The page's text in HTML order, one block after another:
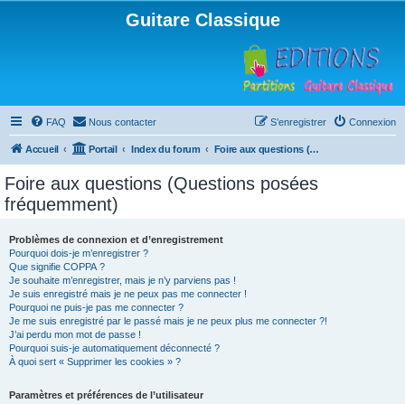
Guitare Classique
FAQ Nous contacter Connexion
S’enregistrer
Accueil Portail Index du forum Foire aux questions (Questions posées fréquemment)
Foire aux questions (Questions posées
fréquemment)
Problèmes de connexion et d’enregistrement
Pourquoi dois-je m’enregistrer ?
Que signifie COPPA ?
Je souhaite m’enregistrer, mais je n’y parviens pas !
Je suis enregistré mais je ne peux pas me connecter !
Pourquoi ne puis-je pas me connecter ?
Je me suis enregistré par le passé mais je ne peux plus me connecter ?!
J’ai perdu mon mot de passe !
Pourquoi suis-je automatiquement déconnecté ?
À quoi sert « Supprimer les cookies » ?
Paramètres et préférences de l’utilisateur